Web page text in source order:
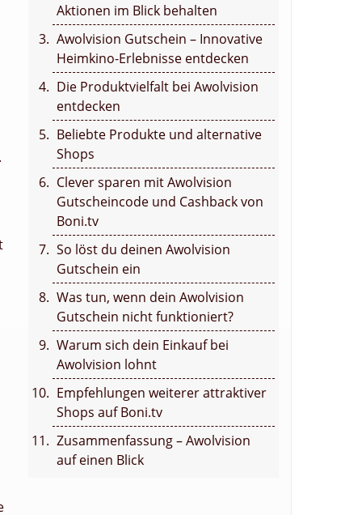
Aktionen im Blick behalten
Awolvision Gutschein – Innovative
Heimkino-Erlebnisse entdecken
Die Produktvielfalt bei Awolvision
entdecken
Beliebte Produkte und alternative
Shops
Clever sparen mit Awolvision
Gutscheincode und Cashback von
Boni.tv
So löst du deinen Awolvision
Gutschein ein
Was tun, wenn dein Awolvision
Gutschein nicht funktioniert?
Warum sich dein Einkauf bei
Awolvision lohnt
Empfehlungen weiterer attraktiver
Shops auf Boni.tv
Zusammenfassung – Awolvision
auf einen Blick